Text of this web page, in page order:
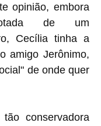
opinião, embora
de um
Cecília tinha a
amigo Jerônimo,
de onde quer
conservadora